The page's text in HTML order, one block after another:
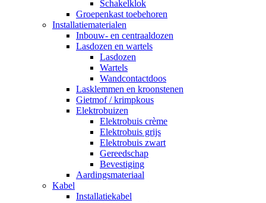
Schakelklok
Groepenkast toebehoren
Installatiematerialen
Inbouw- en centraaldozen
Lasdozen en wartels
Lasdozen
Wartels
Wandcontactdoos
Lasklemmen en kroonstenen
Gietmof / krimpkous
Elektrobuizen
Elektrobuis crème
Elektrobuis grijs
Elektrobuis zwart
Gereedschap
Bevestiging
Aardingsmateriaal
Kabel
Installatiekabel